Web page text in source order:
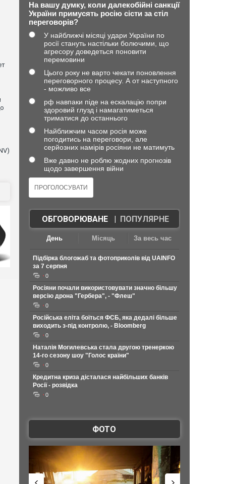
На вашу думку, коли далекобійні санкції
України примусять росію сісти за стіл
переговорів?
У найближчі місяці удари України по
росії стануть настільки болючими, що
агресору доведеться поновити
перемовини
Цього року не варто чекати поновлення
переговорного процесу. А от наступного
- можливо все
рф навпаки піде на ескалацію попри
здоровий глузд і намагатиметься
триматися до останнього
Найближчим часом росія може
погодитись на переговори, але
серйозних намірів росіяни не матимуть
Вже давно не роблю жодних прогнозів
щодо завершення війни
ОБГОВОРЮВАНЕ| ПОПУЛЯРНЕ
День Місяць За весь час
Підбірка блогожаб та фотоприколів від UAINFO
за 7 серпня
0
Росіяни почали використовувати значно більшу
версію дрона "Гербера", - "Флеш"
0
Російська еліта боїться ФСБ, яка дедалі більше
виходить з-під контролю, - Bloomberg
0
Наталія Могилевська стала другою тренеркою
14-го сезону шоу "Голос країни"
0
Кредитна криза дісталася найбільших банків
Росії - розвідка
0
ФОТО